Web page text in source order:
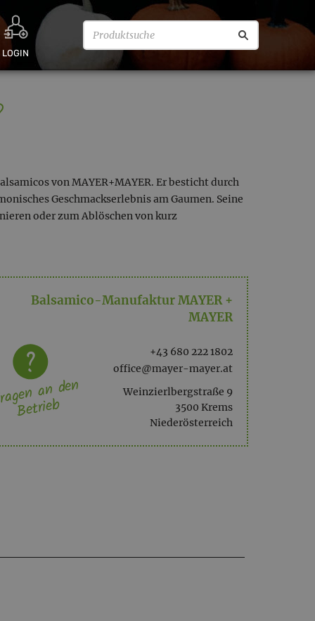
LOGIN
von MAYER+MAYER. Er besticht durch
Geschmackserlebnis am Gaumen. Seine
oder zum Ablöschen von kurz
Balsamico-Manufaktur MAYER +
MAYER
+43 680 222 1802
office@mayer-mayer.at
Weinzierlbergstraße 9
3500 Krems
Niederösterreich
an den
Betrieb